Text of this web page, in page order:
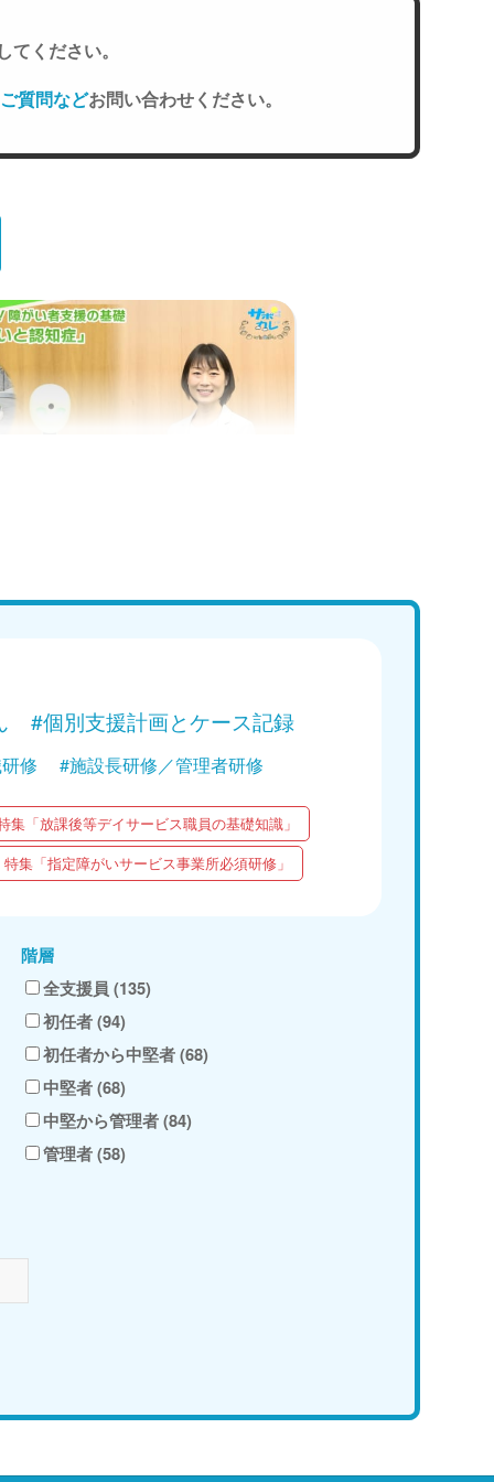
てください。
質問などお問い合わせください。
” しながら実践しよう～
#個別支援計画とケース記録
修 #施設長研修／管理者研修
集「放課後等デイサービス職員の基礎知識」
特集「指定障がいサービス事業所必須研修」
階層
全支援員 (135)
初任者 (94)
初任者から中堅者 (68)
中堅者 (68)
中堅から管理者 (84)
管理者 (58)